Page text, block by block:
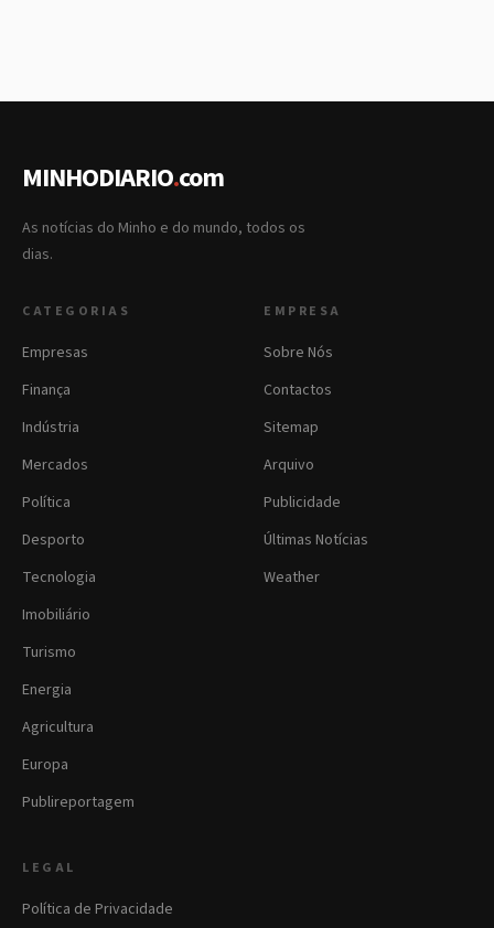
MINHODIARIO.com
As notícias do Minho e do mundo, todos os
dias.
CATEGORIAS
Empresas
Finança
Indústria
Mercados
Política
Desporto
Tecnologia
Imobiliário
Turismo
Energia
Agricultura
Europa
Publireportagem
EMPRESA
Sobre Nós
Contactos
Sitemap
Arquivo
Publicidade
Últimas Notícias
Weather
LEGAL
Política de Privacidade